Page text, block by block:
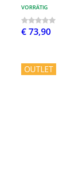
VORRÄTIG
€ 73,90
OUTLET